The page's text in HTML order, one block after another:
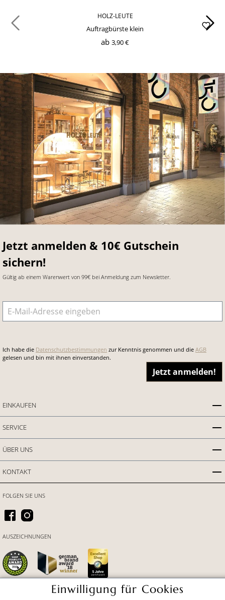
HOLZ-LEUTE
Auftragbürste klein
ab 3,90 €
Jetzt anmelden & 10€ Gutschein
sichern!
Gültig ab einem Warenwert von 99€ bei Anmeldung zum Newsletter.
E-Mail-Adresse
Ich habe die Datenschutzbestimmungen zur Kenntnis genommen und die AGB
gelesen und bin mit ihnen einverstanden.
Jetzt anmelden!
EINKAUFEN
SERVICE
ÜBER UNS
KONTAKT
FOLGEN SIE UNS
AUSZEICHNUNGEN
Einwilligung für Cookies